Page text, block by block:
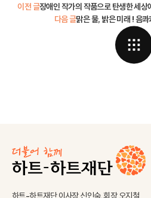
이전 글장애인 작가의 작품으로 탄생한 세
맑은 물, 밝은 미래 ! 음
다음 글
하트-하트재단 이사장 신인숙, 회장 오지철